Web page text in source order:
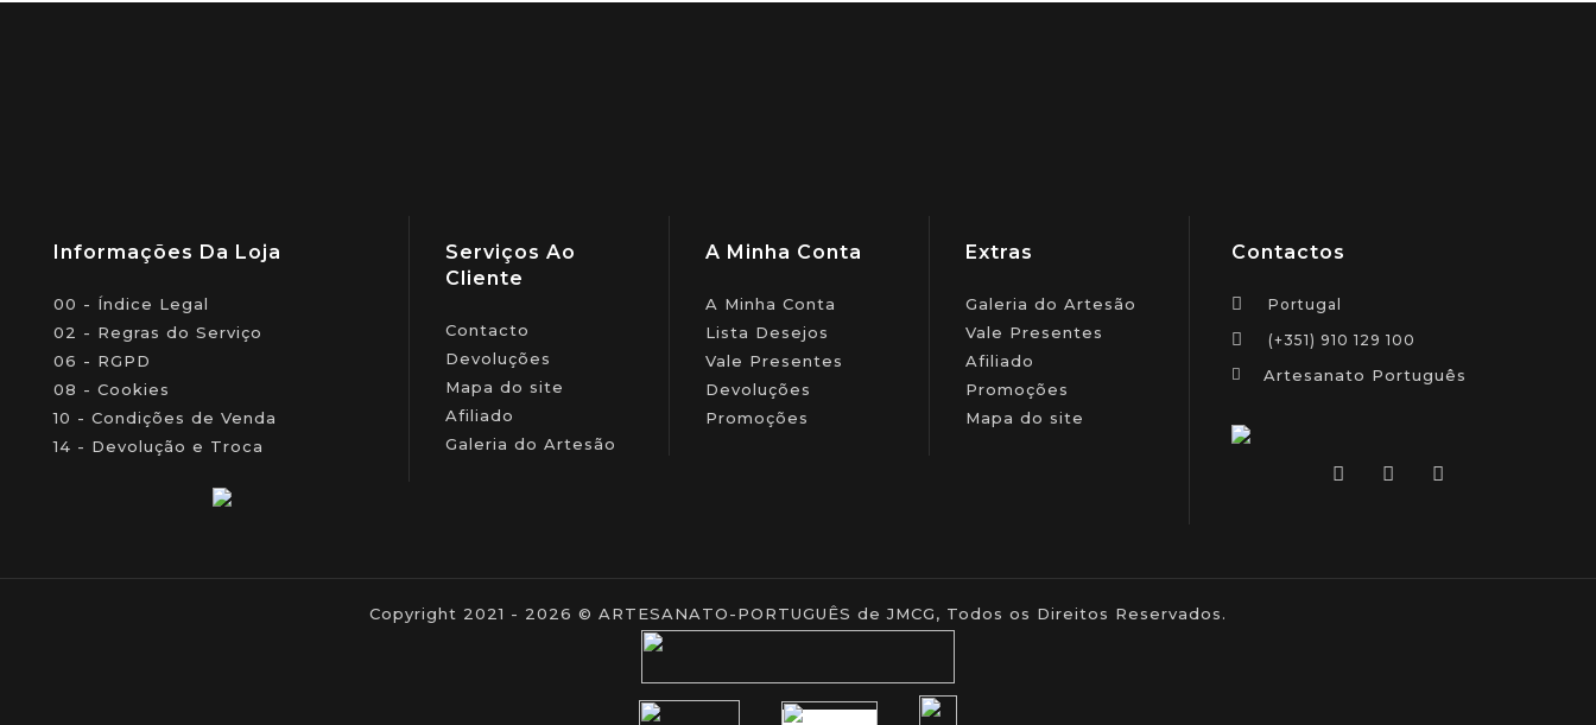
Informações Da Loja
00 - Índice Legal
02 - Regras do Serviço
06 - RGPD
08 - Cookies
10 - Condições de Venda
14 - Devolução e Troca
Serviços Ao
Cliente
Contacto
Devoluções
Mapa do site
Afiliado
Galeria do Artesão
A Minha Conta
A Minha Conta
Lista Desejos
Vale Presentes
Devoluções
Promoções
Extras
Galeria do Artesão
Vale Presentes
Afiliado
Promoções
Mapa do site
Contactos
Portugal
(+351) 910 129 100
Artesanato Português
Copyright 2021 - 2026 © ARTESANATO-PORTUGUÊS de JMCG, Todos os Direitos Reservados.